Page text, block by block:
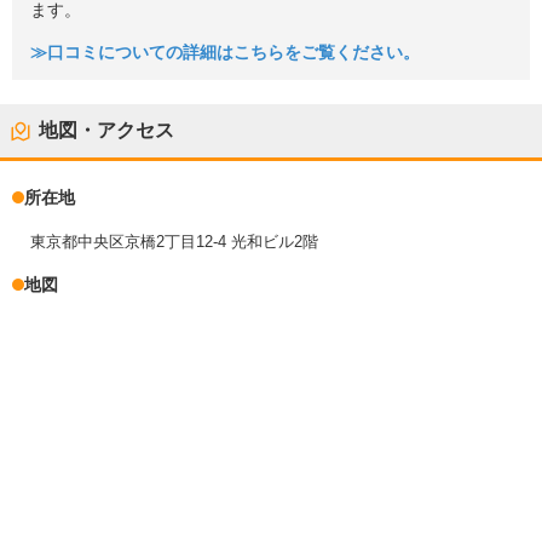
ます。
≫口コミについての詳細はこちらをご覧ください。
地図・アクセス
所在地
東京都中央区京橋2丁目12-4 光和ビル2階
地図